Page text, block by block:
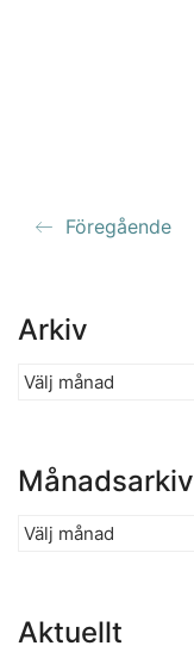
Föregående
Arkiv
Arkiv
Månadsarkiv
Månadsarkiv
Aktuellt